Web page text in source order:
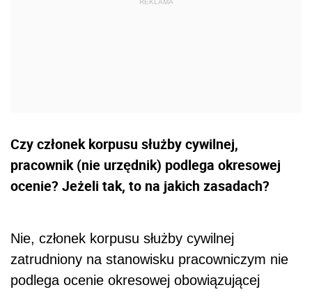
Czy członek korpusu służby cywilnej,
pracownik (nie urzędnik) podlega okresowej
ocenie? Jeżeli tak, to na jakich zasadach?
Nie, członek korpusu służby cywilnej
zatrudniony na stanowisku pracowniczym nie
podlega ocenie okresowej obowiązującej